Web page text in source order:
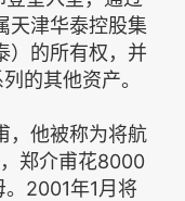
天津华泰控股集
）的所有权，并
的其他资产。
，他被称为将航
郑介甫花8000
。2001年1月将